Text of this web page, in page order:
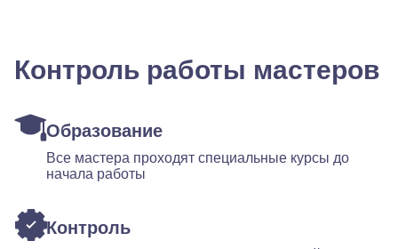
Контроль работы мастеров
Образование
Все мастера проходят специальные курсы до
начала работы
Контроль